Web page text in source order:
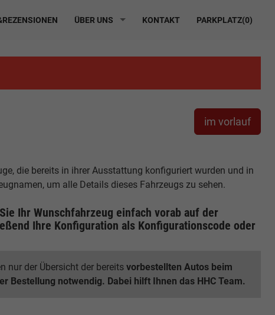
ÜBER UNS KONTAKT PARKPLATZ(0)
im vorlauf
die bereits in ihrer Ausstattung konfiguriert wurden und in
um alle Details dieses Fahrzeugs zu sehen.
Ihr Wunschfahrzeug einfach vorab auf der
Ihre Konfiguration als Konfigurationscode oder
nur der Übersicht der bereitsvorbestellten Autos beim
Bestellung notwendig. Dabei hilft Ihnen das HHC Team.